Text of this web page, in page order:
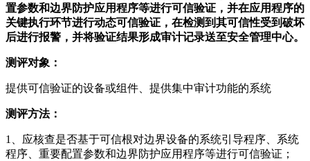
置参数和边界防护应用程序等进行可信验证，并在应用程序的
关键执行环节进行动态可信验证，在检测到其可信性受到破坏
后进行报警，并将验证结果形成审计记录送至安全管理中心。
测评对象：
提供可信验证的设备或组件、提供集中审计功能的系统
测评方法：
1、应核查是否基于可信根对边界设备的系统引导程序、系统
程序、重要配置参数和边界防护应用程序等进行可信验证；